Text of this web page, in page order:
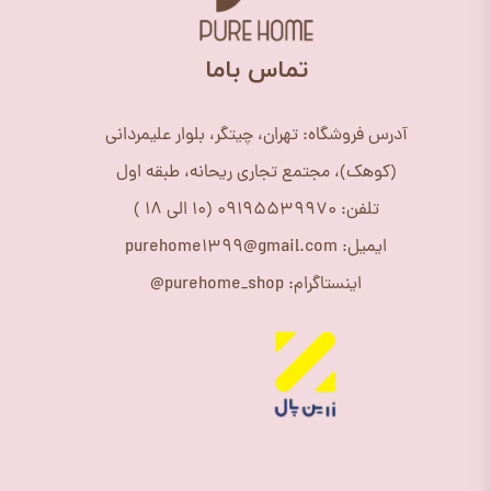
​تماس باما
آدرس فروشگاه: تهران، چیتگر، بلوار علیمردانی
(کوهک)، مجتمع تجاری ریحانه، طبقه اول
تلفن: 09195539970 (10 الی 18 )
ایمیل: purehome1399@gmail.com
اینستاگرام: purehome_shop@